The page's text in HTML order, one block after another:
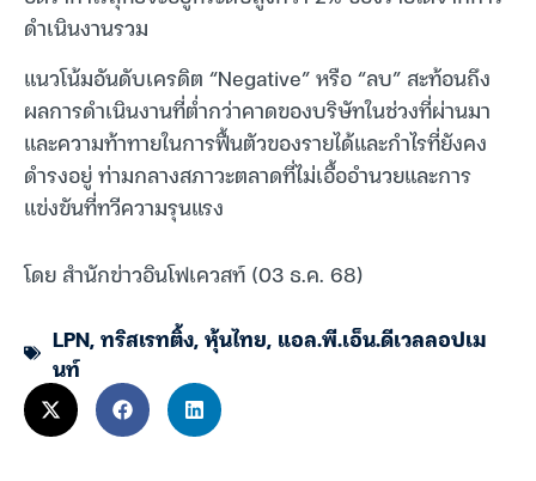
ดำเนินงานรวม
แนวโน้มอันดับเครดิต “Negative” หรือ “ลบ” สะท้อนถึง
ผลการดำเนินงานที่ต่ำกว่าคาดของบริษัทในช่วงที่ผ่านมา
และความท้าทายในการฟื้นตัวของรายได้และกำไรที่ยังคง
ดำรงอยู่ ท่ามกลางสภาวะตลาดที่ไม่เอื้ออำนวยและการ
แข่งขันที่ทวีความรุนแรง
โดย สำนักข่าวอินโฟเควสท์ (03 ธ.ค. 68)
LPN,ทริสเรทติ้ง,หุ้นไทย, แอล.พี.เอ็น.ดีเวลลอปเม
นท์